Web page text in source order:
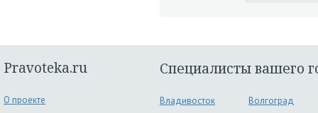
Pravoteka.ru
О проекте
Специалисты вашего
Владивосток
Волгоград